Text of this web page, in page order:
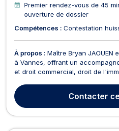
Premier rendez-vous de 45
ouverture de dossier
Compétences : Contestation
À propos : Maître Bryan JAOUEN
à Vannes, offrant un
et droit commercial, droit de
intellectuelle. En matière de
JAOUEN vous accompagne dans
Contacter